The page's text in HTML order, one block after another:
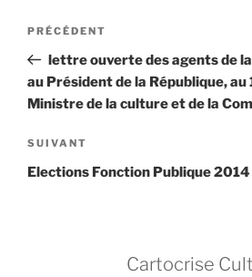
Navigation
l’article
Article
précédent
PRÉCÉDENT
lettre ouverte des agents de
au Président de la République,
Ministre de la culture et de la
Article
suivant
SUIVANT
Elections Fonction Publique 2014
Cartocrise